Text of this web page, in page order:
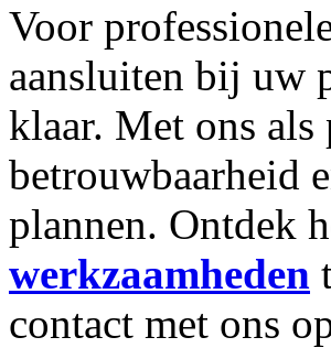
Voor
aansluiten bij uw
klaar. Met ons
betrouwbaarheid
plannen. Ontdek
werkzaamheden
contact met ons